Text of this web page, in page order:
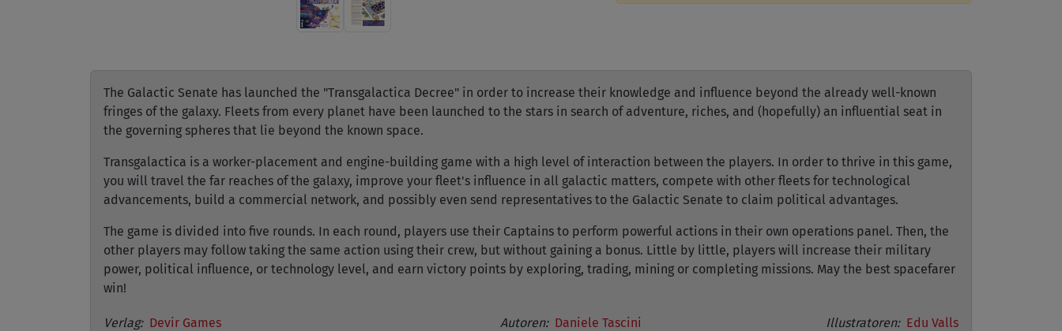
The Galactic Senate has launched the "Transgalactica Decree" in order to increase their knowledge and influence beyond the already well-known
fringes of the galaxy. Fleets from every planet have been launched to the stars in search of adventure, riches, and (hopefully) an influential seat in
the governing spheres that lie beyond the known space.
Transgalactica is a worker-placement and engine-building game with a high level of interaction between the players. In order to thrive in this game,
you will travel the far reaches of the galaxy, improve your fleet's influence in all galactic matters, compete with other fleets for technological
advancements, build a commercial network, and possibly even send representatives to the Galactic Senate to claim political advantages.
The game is divided into five rounds. In each round, players use their Captains to perform powerful actions in their own operations panel. Then, the
other players may follow taking the same action using their crew, but without gaining a bonus. Little by little, players will increase their military
power, political influence, or technology level, and earn victory points by exploring, trading, mining or completing missions. May the best spacefarer
win!
Verlag: Devir Games Autoren: Daniele Tascini Illustratoren: Edu Valls